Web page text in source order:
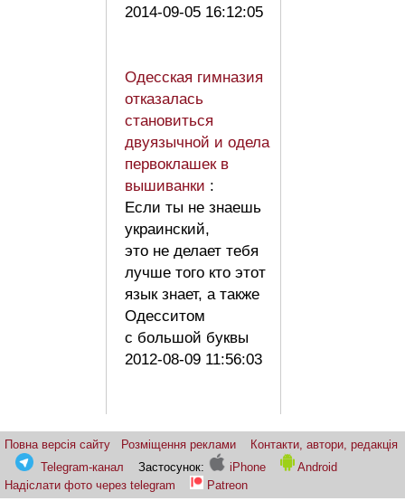
2014-09-05 16:12:05
Одесская гимназия
отказалась
становиться
двуязычной и одела
первоклашек в
вышиванки :
Если ты не знаешь
украинский,
это не делает тебя
лучше того кто этот
язык знает, а также
Одесситом
с большой буквы
2012-08-09 11:56:03
Повна версія сайту Розміщення реклами
Контакти, автори, редакція
Telegram-канал
Застосунок: iPhone
Android
Надіслати фото через telegram
Patreon